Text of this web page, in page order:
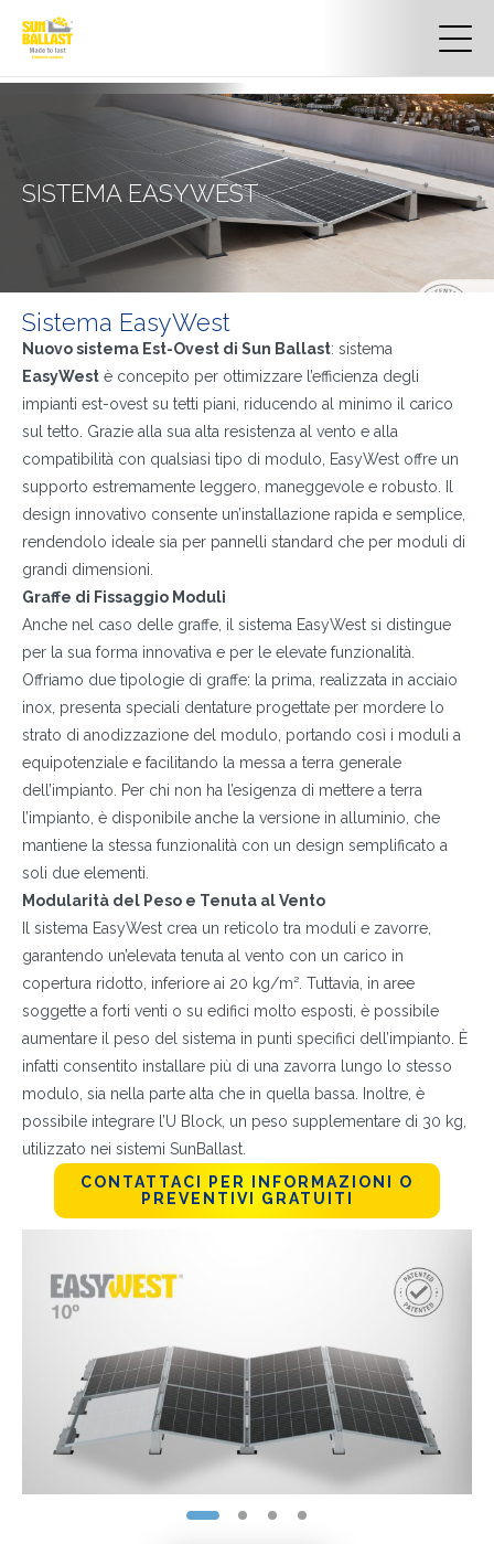
SISTEMA EASYWEST
Sistema EasyWest
Nuovo sistema Est-Ovest di Sun Ballast: sistema
EasyWest è concepito per ottimizzare l’efficienza degli
impianti est-ovest su tetti piani, riducendo al minimo il carico
sul tetto. Grazie alla sua alta resistenza al vento e alla
compatibilità con qualsiasi tipo di modulo, EasyWest offre un
supporto estremamente leggero, maneggevole e robusto. Il
design innovativo consente un’installazione rapida e semplice,
rendendolo ideale sia per pannelli standard che per moduli di
grandi dimensioni.
Graffe di Fissaggio Moduli
Anche nel caso delle graffe, il sistema EasyWest si distingue
per la sua forma innovativa e per le elevate funzionalità.
Offriamo due tipologie di graffe: la prima, realizzata in acciaio
inox, presenta speciali dentature progettate per mordere lo
strato di anodizzazione del modulo, portando così i moduli a
equipotenziale e facilitando la messa a terra generale
dell’impianto. Per chi non ha l’esigenza di mettere a terra
l’impianto, è disponibile anche la versione in alluminio, che
mantiene la stessa funzionalità con un design semplificato a
soli due elementi.
Modularità del Peso e Tenuta al Vento
Il sistema EasyWest crea un reticolo tra moduli e zavorre,
garantendo un’elevata tenuta al vento con un carico in
copertura ridotto, inferiore ai 20 kg/m². Tuttavia, in aree
soggette a forti venti o su edifici molto esposti, è possibile
aumentare il peso del sistema in punti specifici dell’impianto. È
infatti consentito installare più di una zavorra lungo lo stesso
modulo, sia nella parte alta che in quella bassa. Inoltre, è
possibile integrare l’U Block, un peso supplementare di 30 kg,
utilizzato nei sistemi SunBallast.
CONTATTACI PER INFORMAZIONI O
PREVENTIVI GRATUITI